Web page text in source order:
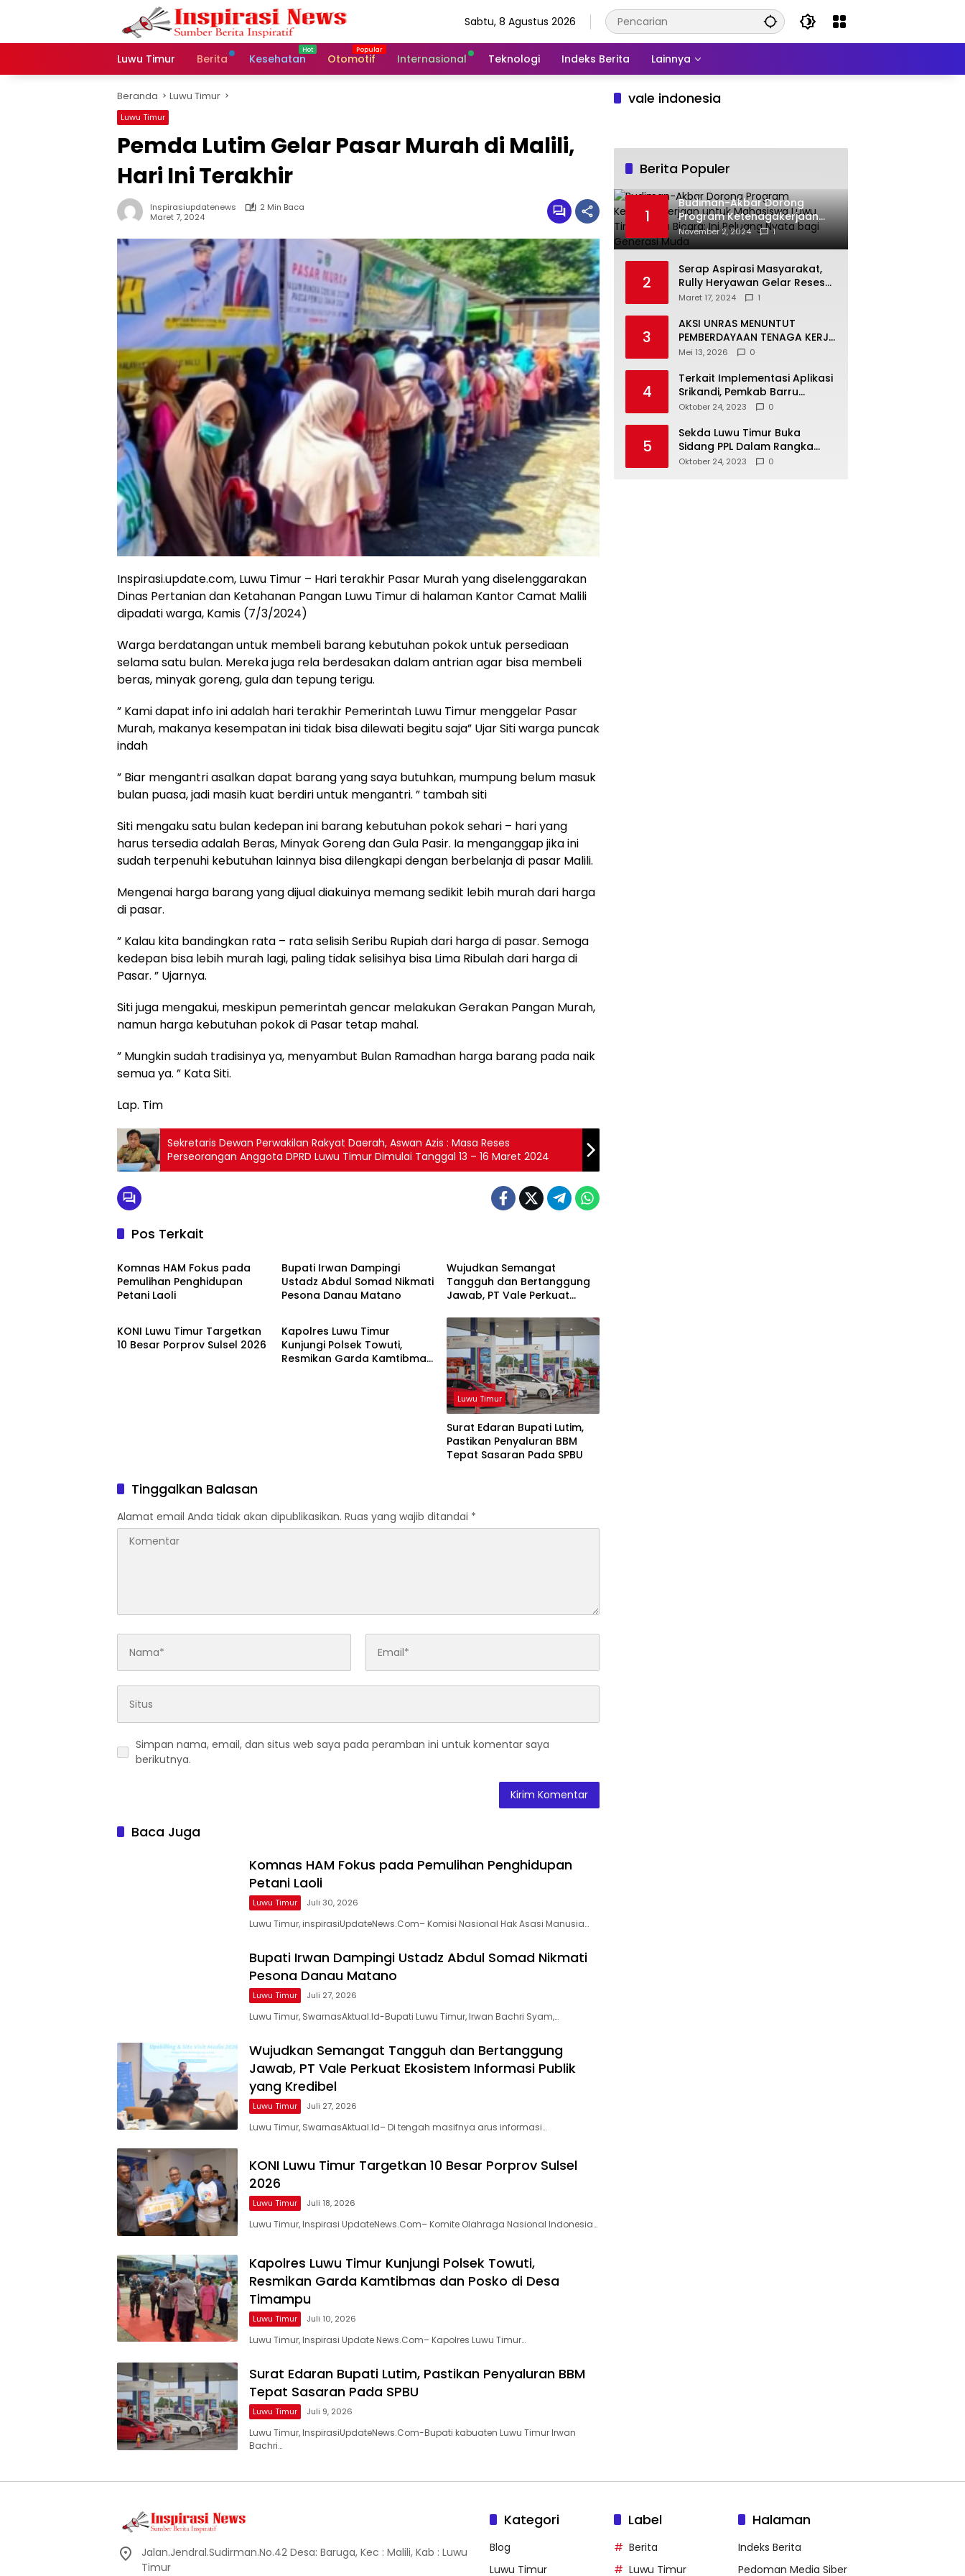
Sabtu, 8 Agustus 2026
Luwu Timur Berita Kesehatan Otomotif Internasional Teknologi Indeks Berita Lainnya
Beranda Luwu Timur
Luwu Timur
Pemda Lutim Gelar Pasar Murah di Malili,
Hari Ini Terakhir
Inspirasiupdatenews
2 Min Baca
Maret 7, 2024
Inspirasi.update.com, Luwu Timur – Hari terakhir Pasar Murah yang diselenggarakan
Dinas Pertanian dan Ketahanan Pangan Luwu Timur di halaman Kantor Camat Malili
dipadati warga, Kamis (7/3/2024)
Warga berdatangan untuk membeli barang kebutuhan pokok untuk persediaan
selama satu bulan. Mereka juga rela berdesakan dalam antrian agar bisa membeli
beras, minyak goreng, gula dan tepung terigu.
” Kami dapat info ini adalah hari terakhir Pemerintah Luwu Timur menggelar Pasar
Murah, makanya kesempatan ini tidak bisa dilewati begitu saja” Ujar Siti warga puncak
indah
” Biar mengantri asalkan dapat barang yang saya butuhkan, mumpung belum masuk
bulan puasa, jadi masih kuat berdiri untuk mengantri. ” tambah siti
Siti mengaku satu bulan kedepan ini barang kebutuhan pokok sehari – hari yang
harus tersedia adalah Beras, Minyak Goreng dan Gula Pasir. Ia menganggap jika ini
sudah terpenuhi kebutuhan lainnya bisa dilengkapi dengan berbelanja di pasar Malili.
Mengenai harga barang yang dijual diakuinya memang sedikit lebih murah dari harga
di pasar.
” Kalau kita bandingkan rata – rata selisih Seribu Rupiah dari harga di pasar. Semoga
kedepan bisa lebih murah lagi, paling tidak selisihya bisa Lima Ribulah dari harga di
Pasar. ” Ujarnya.
Siti juga mengakui, meskipun pemerintah gencar melakukan Gerakan Pangan Murah,
namun harga kebutuhan pokok di Pasar tetap mahal.
” Mungkin sudah tradisinya ya, menyambut Bulan Ramadhan harga barang pada naik
semua ya. ” Kata Siti.
Lap. Tim
Sekretaris Dewan Perwakilan Rakyat Daerah, Aswan Azis : Masa Reses
Perseorangan Anggota DPRD Luwu Timur Dimulai Tanggal 13 – 16 Maret 2024
Pos Terkait
Luwu Timur
Komnas HAM Fokus pada
Pemulihan Penghidupan
Petani Laoli
Bupati Irwan Dampingi
Ustadz Abdul Somad Nikmati
Pesona Danau Matano
Wujudkan Semangat
Tangguh dan Bertanggung
Jawab, PT Vale Perkuat
yang Kredibel
Luwu Timur
KONI Luwu Timur Targetkan
10 Besar Porprov Sulsel 2026
Luwu Timur
Kapolres Luwu Timur
Kunjungi Polsek Towuti,
Resmikan Garda Kamtibmas
Luwu Timur
Surat Edaran Bupati Lutim,
Pastikan Penyaluran BBM
Tepat Sasaran Pada SPBU
Tinggalkan Balasan
Alamat email Anda tidak akan dipublikasikan. Ruas yang wajib ditandai *
Simpan nama, email, dan situs web saya pada peramban ini untuk komentar saya
berikutnya.
Baca Juga
Komnas HAM Fokus pada Pemulihan Penghidupan
Petani Laoli
Luwu Timur Juli 30, 2026
Luwu Timur, inspirasiUpdateNews.Com– Komisi Nasional Hak Asasi Manusia…
Bupati Irwan Dampingi Ustadz Abdul Somad Nikmati
Pesona Danau Matano
Luwu Timur Juli 27, 2026
Luwu Timur, SwarnasAktual.Id-Bupati Luwu Timur, Irwan Bachri Syam,…
Wujudkan Semangat Tangguh dan Bertanggung
Jawab, PT Vale Perkuat Ekosistem Informasi Publik
yang Kredibel
Luwu Timur Juli 27, 2026
Luwu Timur, SwarnasAktual.Id– Di tengah masifnya arus informasi…
KONI Luwu Timur Targetkan 10 Besar Porprov Sulsel
2026
Luwu Timur Juli 18, 2026
Luwu Timur, Inspirasi UpdateNews.Com– Komite Olahraga Nasional Indonesia…
Kapolres Luwu Timur Kunjungi Polsek Towuti,
Resmikan Garda Kamtibmas dan Posko di Desa
Timampu
Luwu Timur Juli 10, 2026
Luwu Timur, Inspirasi Update News.Com– Kapolres Luwu Timur…
Surat Edaran Bupati Lutim, Pastikan Penyaluran BBM
Tepat Sasaran Pada SPBU
Luwu Timur Juli 9, 2026
Luwu Timur, InspirasiUpdateNews.Com-Bupati kabuaten Luwu Timur Irwan
Bachri…
vale indonesia
Berita Populer
1
Budiman-Akbar Dorong
Program Ketenagakerjaan
untuk Mahasiswa Luwu Timur,
Juru Bicara: Ini Peluang Nyata
November 2, 2024 1
2
Serap Aspirasi Masyarakat,
Rully Heryawan Gelar Reses
Perseorangan
Maret 17, 2024 1
3
AKSI UNRAS MENUNTUT
PEMBERDAYAAN TENAGA KERJA
LOKAL TERHADAP PT. CERIA
Mei 13, 2026 0
4
Terkait Implementasi Aplikasi
Srikandi, Pemkab Barru
Kunker ke Luwu Timur
Oktober 24, 2023 0
5
Sekda Luwu Timur Buka
Sidang PPL Dalam Rangka
Redistribusi Tanah 2023
Oktober 24, 2023 0
Jalan.Jendral.Sudirman.No.42 Desa: Baruga, Kec : Malili, Kab : Luwu
Timur
Kategori
Blog
Luwu Timur
Label
Berita
Luwu Timur
Halaman
Indeks Berita
Pedoman Media Siber